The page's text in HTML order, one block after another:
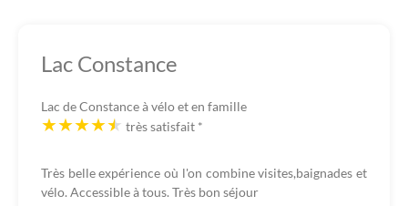
Lac Constance
Lac de Constance à vélo et en famille
très satisfait *
Très belle expérience où l'on combine visites,baignades et
vélo. Accessible à tous. Très bon séjour